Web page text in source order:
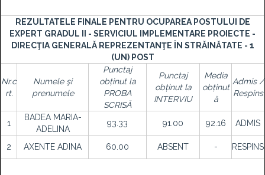
REZULTATELE FINALE PENTRU OCUPAREA POSTULUI DE
EXPERT GRADUL II - SERVICIUL IMPLEMENTARE PROIECTE -
DIRECŢIA GENERALĂ REPREZENTANŢE ÎN STRĂINĂTATE - 1
(UN) POST
Nr.c
rt.
Numele şi
prenumele
Punctaj
obținut la
PROBA
SCRISĂ
Punctaj
obținut la
INTERVIU
Media
obținut
ă
Admis /
Respins
1
BADEA MARIA-
ADELINA
93.33 91.00 92.16 ADMIS
2 AXENTE ADINA 60.00 ABSENT - RESPINS